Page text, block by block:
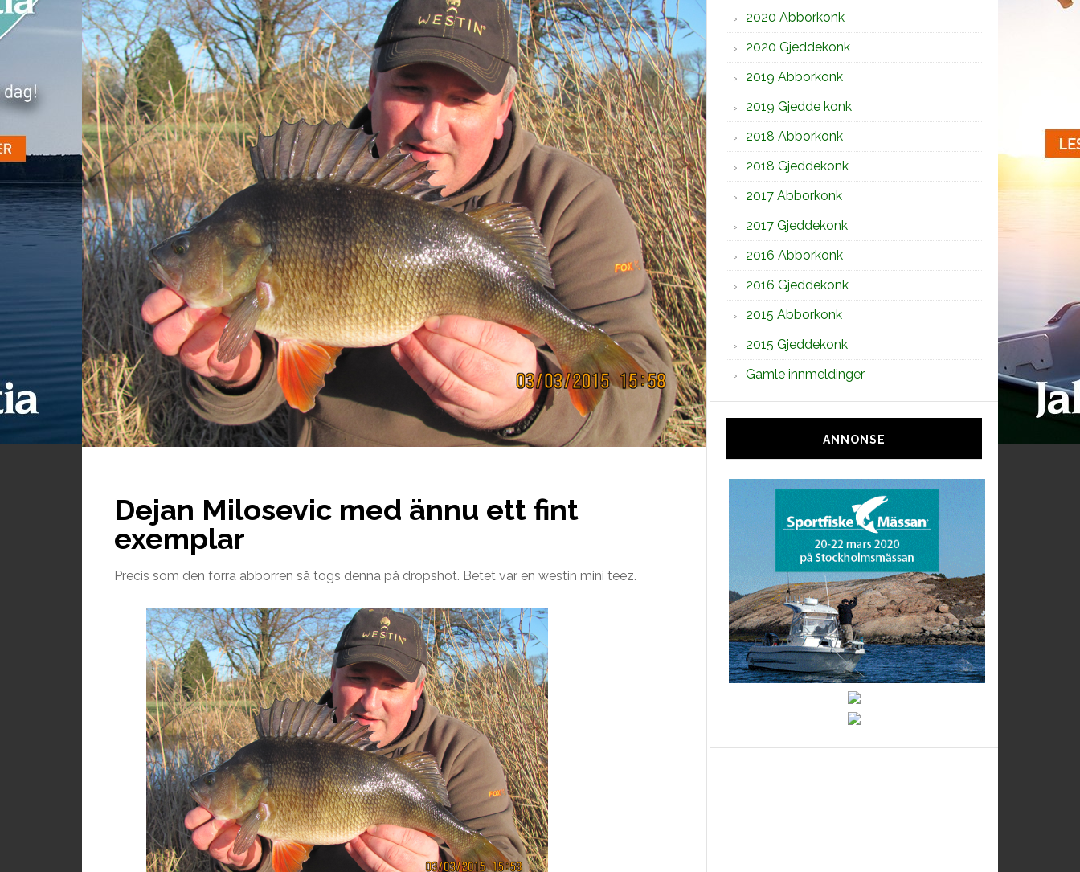
Dejan Milosevic med ännu ett fint
exemplar
Precis som den förra abborren så togs denna på dropshot. Betet var en westin mini teez.
2020 Abborkonk
2020 Gjeddekonk
2019 Abborkonk
2019 Gjedde konk
2018 Abborkonk
2018 Gjeddekonk
2017 Abborkonk
2017 Gjeddekonk
2016 Abborkonk
2016 Gjeddekonk
2015 Abborkonk
2015 Gjeddekonk
Gamle innmeldinger
ANNONSE